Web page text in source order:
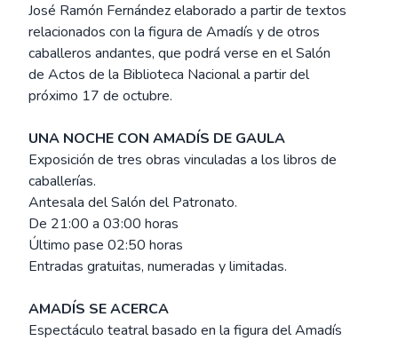
José Ramón Fernández elaborado a partir de textos
relacionados con la figura de Amadís y de otros
caballeros andantes, que podrá verse en el Salón
de Actos de la Biblioteca Nacional a partir del
próximo 17 de octubre.
UNA NOCHE CON AMADÍS DE GAULA
Exposición de tres obras vinculadas a los libros de
caballerías.
Antesala del Salón del Patronato.
De 21:00 a 03:00 horas
Último pase 02:50 horas
Entradas gratuitas, numeradas y limitadas.
AMADÍS SE ACERCA
Espectáculo teatral basado en la figura del Amadís